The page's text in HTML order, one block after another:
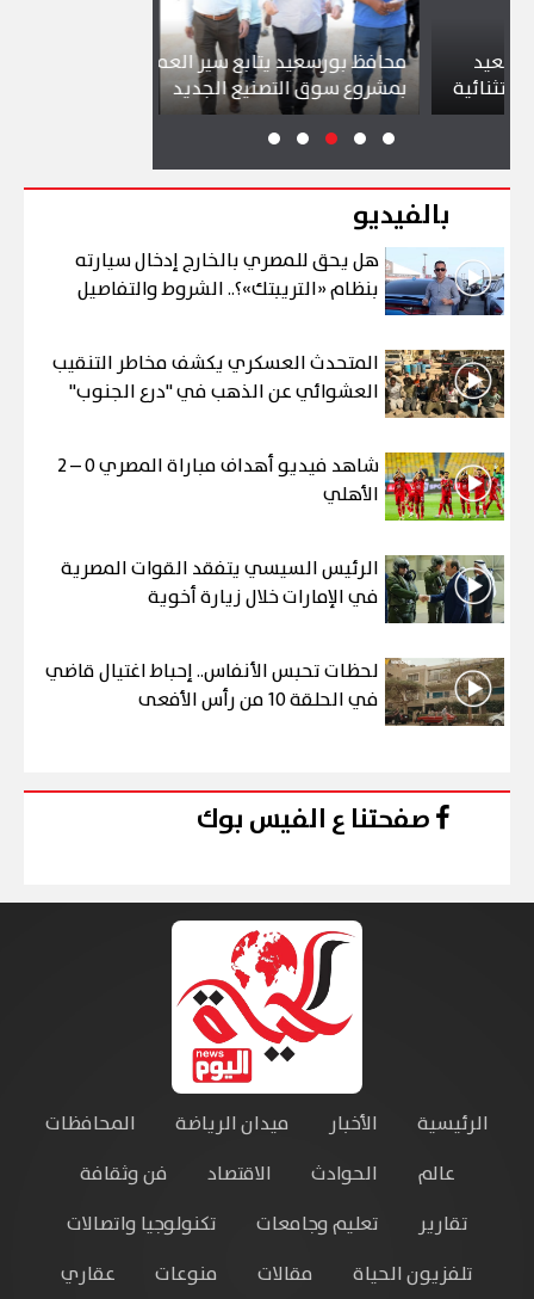
محافظ بورسعيد يتابع سير العمل
بمشروع سوق التصنيع الجديد
بالفيديو
هل يحق للمصري بالخارج إدخال سيارته
بنظام «التريبتك»؟.. الشروط والتفاصيل
المتحدث العسكري يكشف مخاطر التنقيب
العشوائي عن الذهب في "درع الجنوب"
شاهد فيديو أهداف مباراة المصري 0 – 2
الأهلي
الرئيس السيسي يتفقد القوات المصرية
في الإمارات خلال زيارة أخوية
لحظات تحبس الأنفاس.. إحباط اغتيال قاضي
في الحلقة 10 من رأس الأفعى
صفحتنا ع الفيس بوك
الرئيسية الأخبار ميدان الرياضة
المحافظات
عالم
الحوادث الاقتصاد
فن وثقافة
تقارير
تعليم وجامعات
تكنولوجيا واتصالات
تلفزيون الحياة
مقالات منوعات عقاري